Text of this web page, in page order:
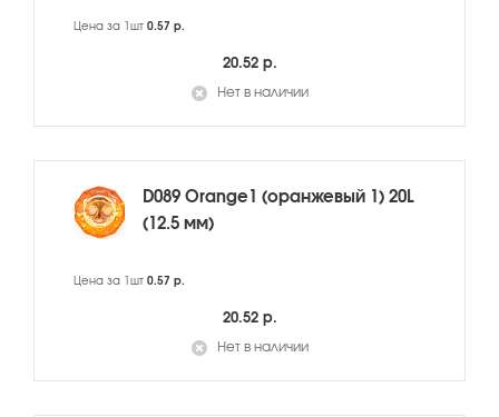
Цена за 1шт 0.57 р.
20.52 р.
Нет в наличии
D089 Orange1 (оранжевый 1) 20L
(12.5 мм)
Цена за 1шт 0.57 р.
20.52 р.
Нет в наличии